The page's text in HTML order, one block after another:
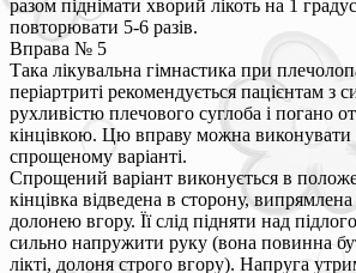
разом піднімати хворий лікоть на 1
повторювати 5-6 разів.
Вправа № 5
Така лікувальна гімнастика при
періартриті рекомендується пацієнтам
рухливістю плечового суглоба і погано
кінцівкою. Цю вправу можна виконувати
спрощеному варіанті.
Спрощений варіант виконується в
кінцівка відведена в сторону,
долонею вгору. Її слід підняти над
сильно напружити руку (вона повинна
лікті, долоня строго вгору). Напруга